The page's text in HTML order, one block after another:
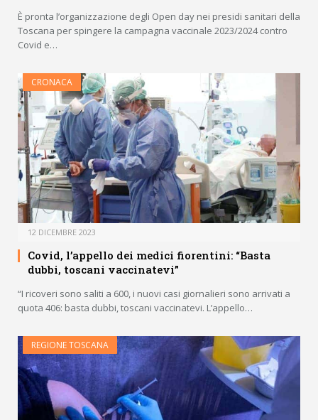
È pronta l’organizzazione degli Open day nei presidi sanitari della
Toscana per spingere la campagna vaccinale 2023/2024 contro
Covid e…
CRONACA
12 DICEMBRE 2023
Covid, l’appello dei medici fiorentini: “Basta
dubbi, toscani vaccinatevi”
“I ricoveri sono saliti a 600, i nuovi casi giornalieri sono arrivati a
quota 406: basta dubbi, toscani vaccinatevi. L’appello…
REGIONE TOSCANA